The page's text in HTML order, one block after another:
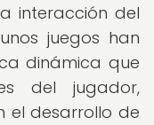
interacción del
juegos han
dinámica que
del jugador,
el desarrollo de